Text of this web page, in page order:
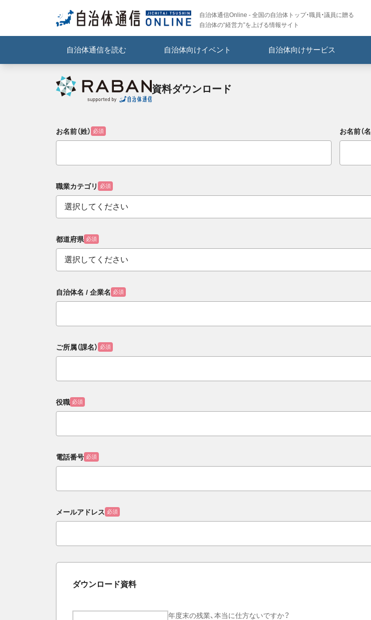
自治体通信Online - 全国の自治体トップ・職員・議員に贈る
自治体の“経営力”を上げる情報サイト
自治体通信を読む 自治体向けイベント 自治体向けサービス
資料ダウンロード
お名前（姓） 必須 お名前（名
職業カテゴリ 必須
都道府県 必須
自治体名 / 企業名 必須
ご所属（課名） 必須
役職 必須
電話番号 必須
メールアドレス 必須
ダウンロード資料
年度末の残業、本当に仕方ないですか？